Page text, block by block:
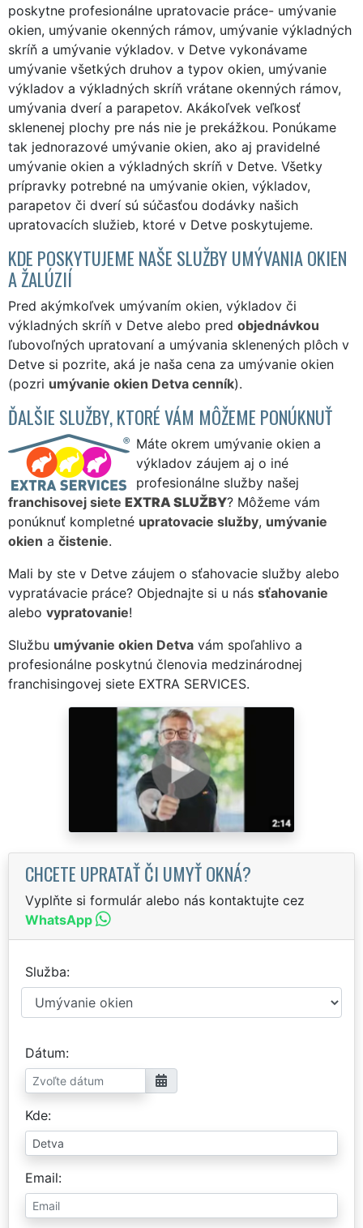
poskytne profesionálne upratovacie práce- umývanie
okien, umývanie okenných rámov, umývanie výkladných
skríň a umývanie výkladov. v Detve vykonávame
umývanie všetkých druhov a typov okien, umývanie
výkladov a výkladných skríň vrátane okenných rámov,
umývania dverí a parapetov. Akákoľvek veľkosť
sklenenej plochy pre nás nie je prekážkou. Ponúkame
tak jednorazové umývanie okien, ako aj pravidelné
umývanie okien a výkladných skríň v Detve. Všetky
prípravky potrebné na umývanie okien, výkladov,
parapetov či dverí sú súčasťou dodávky našich
upratovacích služieb, ktoré v Detve poskytujeme.
KDE POSKYTUJEME NAŠE SLUŽBY UMÝVANIA OKIEN
A ŽALÚZIÍ
Pred akýmkoľvek umývaním okien, výkladov či
výkladných skríň v Detve alebo pred objednávkou
ľubovoľných upratovaní a umývania sklenených plôch v
Detve si pozrite, aká je naša cena za umývanie okien
(pozri umývanie okien Detva cenník).
ĎALŠIE SLUŽBY, KTORÉ VÁM MÔŽEME PONÚKNUŤ
Máte okrem umývanie okien a
výkladov záujem aj o iné
profesionálne služby našej
franchisovej siete EXTRA SLUŽBY? Môžeme vám
ponúknuť kompletné upratovacie služby, umývanie
okien a čistenie.
Mali by ste v Detve záujem o sťahovacie služby alebo
vypratávacie práce? Objednajte si u nás sťahovanie
alebo vypratovanie!
Službu umývanie okien Detva vám spoľahlivo a
profesionálne poskytnú členovia medzinárodnej
franchisingovej siete EXTRA SERVICES.
CHCETE UPRATAŤ ČI UMYŤ OKNÁ?
Vyplňte si formulár alebo nás kontaktujte cez
WhatsApp
Služba
Dátum
Kde
Email